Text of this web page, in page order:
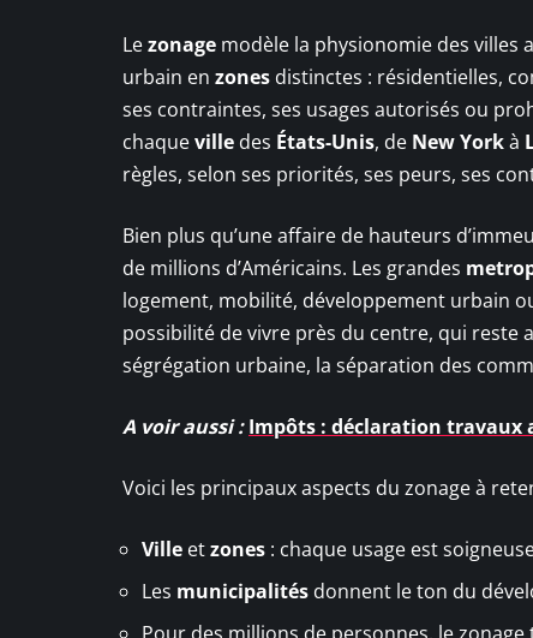
Lezonage modèle la physionomie des villes
urbain en zones distinctes : résidentielles,
ses contraintes, ses usages autorisés ou
chaqueville des États-Unis, de New Yorkà
règles, selon ses priorités, ses peurs, ses
Bien plus qu’une affaire de hauteurs
de millions d’Américains. Les grandes
logement, mobilité, développement urbain
possibilité de vivre près du centre, qui reste
ségrégation urbaine, la séparation des
A voir aussi : Impôts : déclaration travaux
Voici les principaux aspects du zonage à
Ville etzones : chaque usage est
Les municipalités donnent le ton du